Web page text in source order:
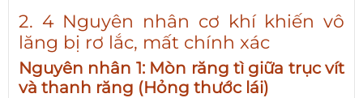
2. 4 Nguyên nhân cơ khí khiến vô
lăng bị rơ lắc, mất chính xác
Nguyên nhân 1: Mòn răng tì giữa trục vít
và thanh răng (Hỏng thước lái)